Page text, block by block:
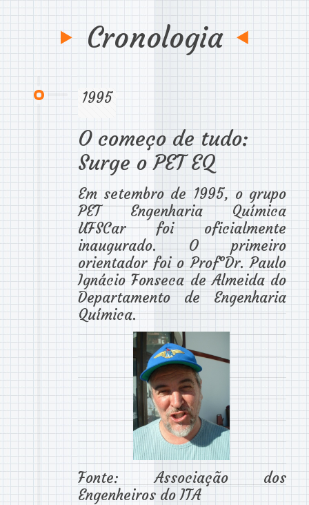
Cronologia
1995
O começo de tudo:
Surge o PET EQ
Em setembro de 1995, o grupo
PET Engenharia Química
UFSCar foi oficialmente
inaugurado. O primeiro
orientador foi o Prof°Dr. Paulo
Ignácio Fonseca de Almeida do
Departamento de Engenharia
Química.
Fonte: Associação dos
Engenheiros do ITA